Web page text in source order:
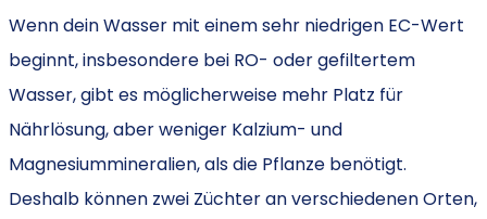
Wenn dein Wasser mit einem sehr niedrigen EC-Wert
beginnt, insbesondere bei RO- oder gefiltertem
Wasser, gibt es möglicherweise mehr Platz für
Nährlösung, aber weniger Kalzium- und
Magnesiummineralien, als die Pflanze benötigt.
Deshalb können zwei Züchter an verschiedenen Orten,